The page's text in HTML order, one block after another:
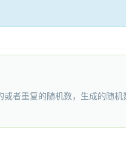
者重复的随机数，生成的随